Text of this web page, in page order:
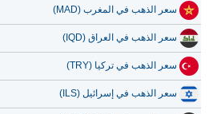
سعر الذهب في المغرب (MAD)
سعر الذهب في العراق (IQD)
سعر الذهب في تركيا (TRY)
سعر الذهب في إسرائيل (ILS)